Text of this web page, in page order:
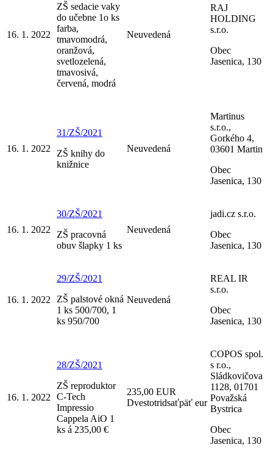
16. 1. 2022
ZŠ sedacie vaky
do učebne 1o ks
farba,
tmavomodrá,
oranžová,
svetlozelená,
tmavosivá,
červená, modrá
Neuvedená
RAJ
HOLDING
s.r.o.
Obec
Jasenica, 130
16. 1. 2022
31/ZŠ/2021
ZŠ knihy do
knižnice
Neuvedená
Martinus
s.r.o.,
Gorkého 4,
03601 Martin
Obec
Jasenica, 130
16. 1. 2022
30/ZŠ/2021
ZŠ pracovná
obuv šlapky 1 ks
Neuvedená
jadi.cz s.r.o.
Obec
Jasenica, 130
16. 1. 2022
29/ZŠ/2021
ZŠ palstové okná
1 ks 500/700, 1
ks 950/700
Neuvedená
REAL IR
s.r.o.
Obec
Jasenica, 130
16. 1. 2022
28/ZŠ/2021
ZŠ reproduktor
C-Tech
Impressio
Cappela AiO 1
ks á 235,00 €
235,00 EUR
Dvestotridsaťpäť eur
COPOS spol.
s r.o.,
Sládkovičova
1128, 01701
Považská
Bystrica
Obec
Jasenica, 130